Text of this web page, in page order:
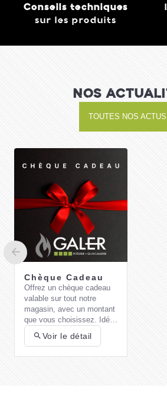
Plaques pour Gaufres
39,99 €
J'achète
Plaques pour
Madeleines
39,99 €
J'achète
Conseils techniques
sur les produits
NOS
TOUTES NOS ACTUS
Chèque Cadeau
Offrez un chèque cadeau
valable sur tout notre
magasin, avec un montant
que vous choisissez. Idéal
pour un cadeau pratique et
flexible !
Voir le détail